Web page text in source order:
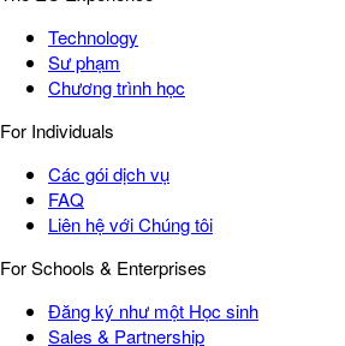
Technology
Sư phạm
Chương trình học
For Individuals
Các gói dịch vụ
FAQ
Liên hệ với Chúng tôi
For Schools & Enterprises
Đăng ký như một Học sinh
Sales & Partnership